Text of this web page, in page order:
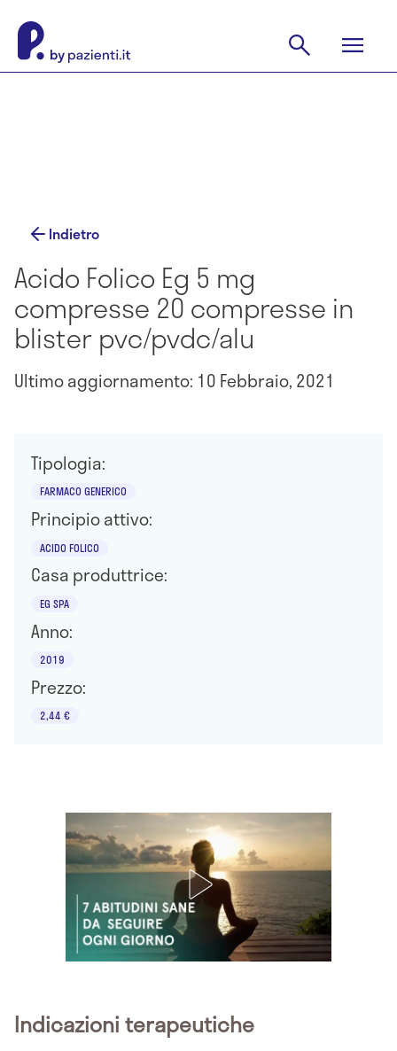
Indietro
Acido Folico Eg 5 mg
compresse 20 compresse in
blister pvc/pvdc/alu
Ultimo aggiornamento: 10 Febbraio, 2021
Tipologia:
FARMACO GENERICO
Principio attivo:
ACIDO FOLICO
Casa produttrice:
EG SPA
Anno:
2019
Prezzo:
2,44 €
Indicazioni terapeutiche